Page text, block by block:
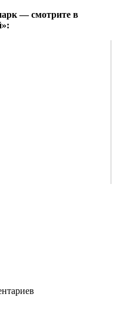
— смотрите в